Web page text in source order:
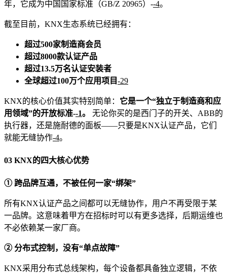
年，它成为中国国家标准（GB/Z 20965） --4。
截至目前，KNX生态系统已经拥有：
超过500家制造商会员
超过8000款认证产品
超过13.5万名认证安装者
全球超过100万个应用项目-29
KNX的核心价值其实特别简单： 它是一个“独立于制造商和应
用领域”的开放标准--1。
无论你买的是西门子的开关、ABB的
执行器，还是施耐德的面板——只要是KNX认证产品，它们
就能无缝协作-4。
03 KNX的四大核心优势
① 跨品牌互通，不被任何一家“绑架”
所有KNX认证产品之间都可以无缝协作，用户不再受限于某
一品牌。这意味着甲方在招标时可以有更多选择，后期运维也
不必依赖某一家厂商。
② 分布式控制，没有“单点故障”
KNX采用分布式总线架构，每个设备都具备独立逻辑，不依